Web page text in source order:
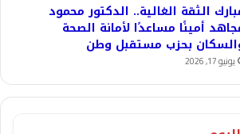
الثقة الغالية.. الدكتور محمود
أمينًا مساعدًا لأمانة الصحة
بحزب مستقبل وطن
يونيو 17, 2026